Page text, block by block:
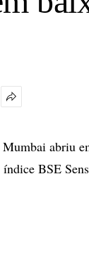
compartilhamento
abriu
BSE